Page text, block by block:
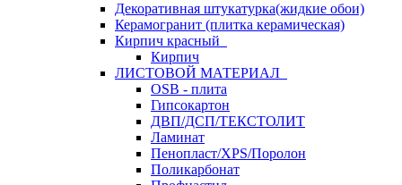
Декоративная штукатурка(жидкие обои)
Керамогранит (плитка керамическая)
Кирпич красный
Кирпич
ЛИСТОВОЙ МАТЕРИАЛ
OSB - плита
Гипсокартон
ДВП/ДСП/ТЕКСТОЛИТ
Ламинат
Пенопласт/XPS/Поролон
Поликарбонат